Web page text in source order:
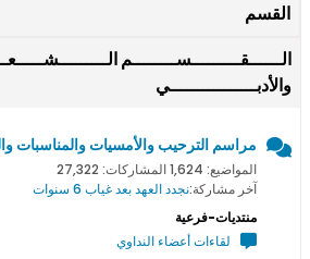
القسم
الــــــقـــــــــســــــــم
والأدبــــــــــــــــي
مراسم الترحيب والأمسيات والمناسبات
المواضيع: 1,624 المشاركات: 27,322
آخر مشاركة:نجدد العهد بعد غياب 6 سنوات
منتديات-فرعية
لقاءات أعضاء النداوي